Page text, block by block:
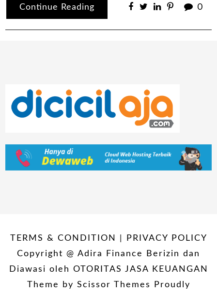
Continue Reading 0
TERMS & CONDITION | PRIVACY POLICY
Copyright @ Adira Finance Berizin dan
Diawasi oleh OTORITAS JASA KEUANGAN
Theme by Scissor Themes Proudly